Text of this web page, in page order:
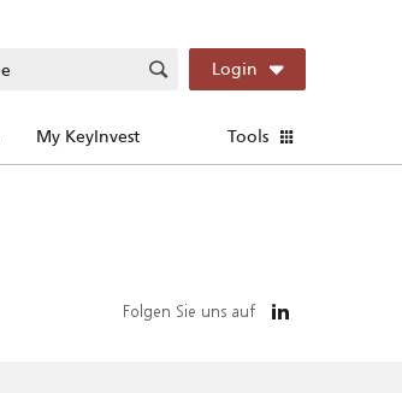
Login
My KeyInvest Tools
Folgen Sie uns auf